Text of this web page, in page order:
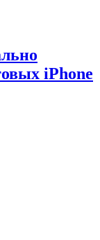
iPhone